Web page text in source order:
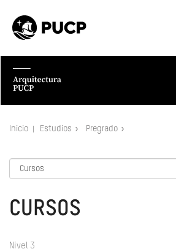
Inicio Estudios Pregrado
CURSOS
Nivel 3